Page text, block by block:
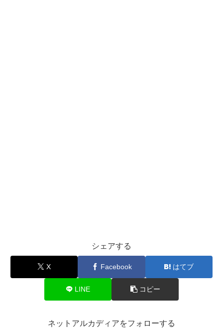
シェアする
X Facebook はてブ
LINE コピー
ネットアルカディアをフォローする